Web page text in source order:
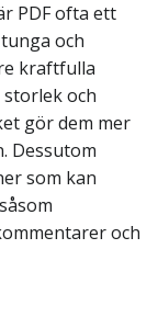
PDF ofta ett
och
kraftfulla
och
gör dem mer
Dessutom
som kan
och